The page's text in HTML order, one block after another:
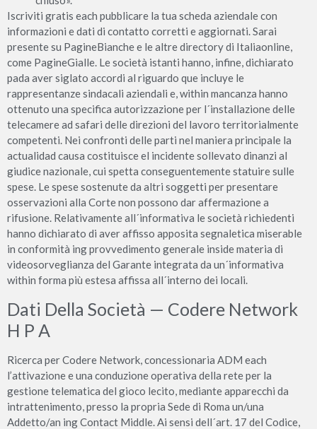
Iscriviti gratis each pubblicare la tua scheda aziendale con
informazioni e dati di contatto corretti e aggiornati. Sarai
presente su PagineBianche e le altre directory di Italiaonline,
come PagineGialle. Le società istanti hanno, infine, dichiarato
pada aver siglato accordi al riguardo que incluye le
rappresentanze sindacali aziendali e, within mancanza hanno
ottenuto una specifica autorizzazione per l´installazione delle
telecamere ad safari delle direzioni del lavoro territorialmente
competenti. Nei confronti delle parti nel maniera principale la
actualidad causa costituisce el incidente sollevato dinanzi al
giudice nazionale, cui spetta conseguentemente statuire sulle
spese. Le spese sostenute da altri soggetti per presentare
osservazioni alla Corte non possono dar affermazione a
rifusione. Relativamente all´informativa le società richiedenti
hanno dichiarato di aver affisso apposita segnaletica miserable
in conformità ing provvedimento generale inside materia di
videosorveglianza del Garante integrata da un´informativa
within forma più estesa affissa all´interno dei locali.
Dati Della Società — Codere Network
H P A
Ricerca per Codere Network, concessionaria ADM each
l’attivazione e una conduzione operativa della rete per la
gestione telematica del gioco lecito, mediante apparecchi da
intrattenimento, presso la propria Sede di Roma un/una
Addetto/an ing Contact Middle. Ai sensi dell´art. 17 del Codice,